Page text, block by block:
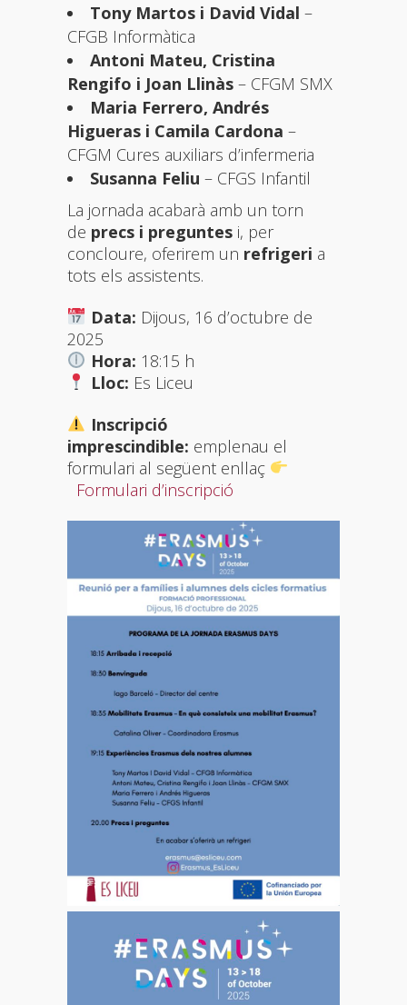
Tony Martos i David Vidal –
CFGB Informàtica
Antoni Mateu, Cristina
Rengifo i Joan Llinàs – CFGM SMX
Maria Ferrero, Andrés
Higueras i Camila Cardona –
CFGM Cures auxiliars d’infermeria
Susanna Feliu – CFGS Infantil
La jornada acabarà amb un torn
de precs i preguntes i, per
concloure, oferirem un refrigeri a
tots els assistents.
Data: Dijous, 16 d’octubre de
2025
Hora: 18:15 h
Lloc: Es Liceu
Inscripció
imprescindible: emplenau el
formulari al següent enllaç
Formulari d’inscripció